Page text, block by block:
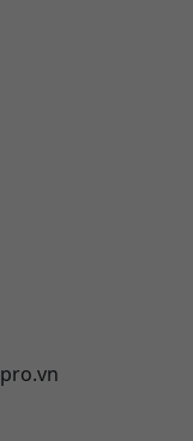
pro.vn